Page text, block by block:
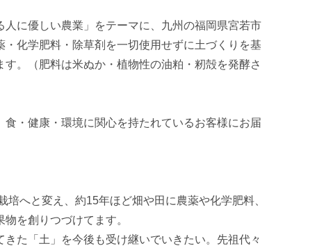
人に優しい農業」をテーマに、九州の福岡県宮若市
・化学肥料・除草剤を一切使用せずに土づくりを基
。（肥料は米ぬか・植物性の油粕・籾殻を発酵さ
・健康・環境に関心を持たれているお客様にお届
培へと変え、約15年ほど畑や田に農薬や化学肥料、
を創りつづけてます。
きた「土」を今後も受け継いでいきたい。先祖代々